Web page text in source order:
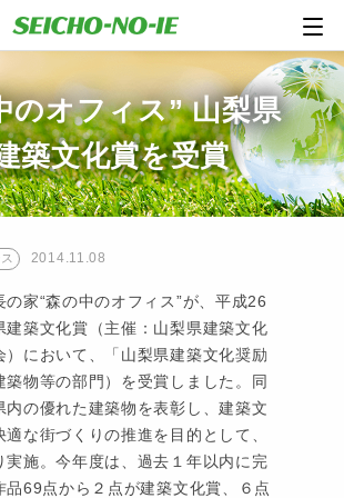
のオフィス” 山梨県
築文化賞を受賞
2014.11.08
の家“森の中のオフィス”が、平成26
建築文化賞（主催：山梨県建築文化
）において、「山梨県建築文化奨励
築物等の部門）を受賞しました。同
内の優れた建築物を表彰し、建築文
な街づくりの推進を目的として、
実施。今年度は、過去１年以内に完
品69点から２点が建築文化賞、６点